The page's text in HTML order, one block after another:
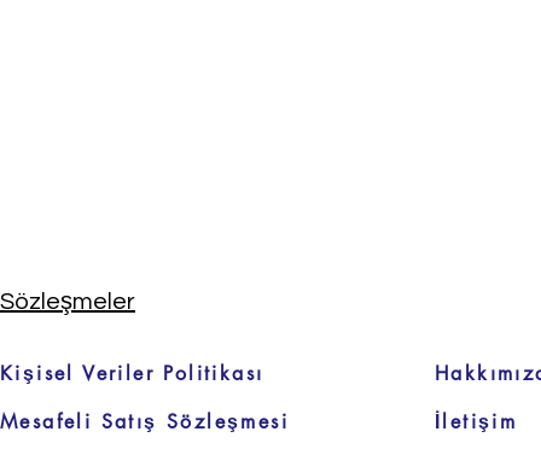
Sözleşmeler
Kişisel Veriler Politikası
Mesafeli Satış Sözleşmesi
İletişim